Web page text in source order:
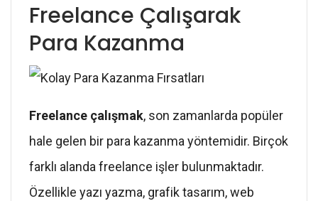
Freelance Çalışarak
Para Kazanma
Freelance çalışmak, son zamanlarda popüler
hale gelen bir para kazanma yöntemidir. Birçok
farklı alanda freelance işler bulunmaktadır.
Özellikle yazı yazma, grafik tasarım, web